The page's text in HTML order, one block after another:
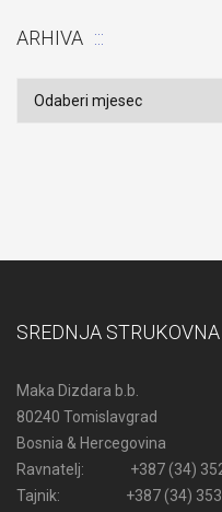
ARHIVA
Arhiva
SREDNJA
Maka Dizdara b.b.
80240 Tomislavgrad
Bosnia & Hercegovina
Ravnatelj: +387 (34)
Tajnik: +387 (34) 353